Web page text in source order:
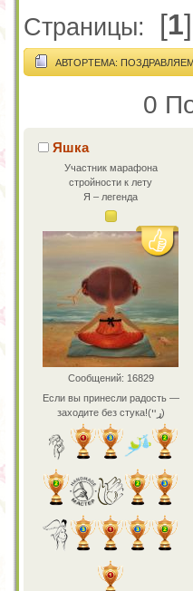
Страницы: [1]
АВТОРТЕМА:
0
Яшка
Участник марафона
стройности к лету
Я – легенда
Сообщений: 16829
Если вы принесли радость —
заходите без стука!(ړײ)